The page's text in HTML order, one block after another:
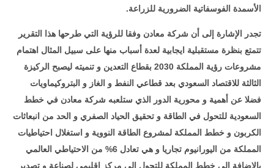
الأسمدة الفوسفاتية الضرورية للزراعة.
تجدر الإشارة إلى أن شركة معادن وفقا للرؤية التي طرحها هذا التقرير
تتمتع بنظرة مستقبلية ايجابية لعدة أسباب منها على سبيل المثال اهتمام
مشروعات رؤية المملكة 2030 بقطاع التعدين و تنميته ليصبح الركيزة
الثالثة للاقتصاد السعودي بعد قطاعي النفط و الغاز و البتروكيماويات
فضلا عن أهمية و محورية الدور الذي ستلعبه شركة معادن في خطط
السعودية للتحول في الطاقة و تحقيق الحياد الصفري و الحد من انبعاثات
الكربون و خطط المملكة لمشروع الطاقة النووية و استغلال احتياطيات
المملكة من اليورانيوم تجاريا و هي تعادل 6% من الاحتياطي العالمي
بالإضافة إلى خطط المملكة للتحول إلى مركز اقليمي لصناعة و تصدير